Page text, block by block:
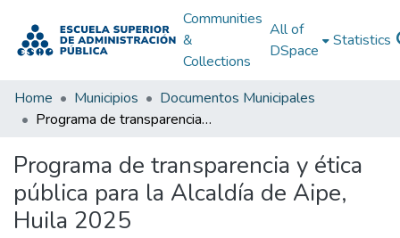
Communities
&
Collections
All of
DSpace
Statistics
Home Municipios
Documentos Municipales
Programa de transparencia y ética pública para la Alcaldía de Aipe, Huila 2025
Programa de transparencia y ética
pública para la Alcaldía de Aipe,
Huila 2025